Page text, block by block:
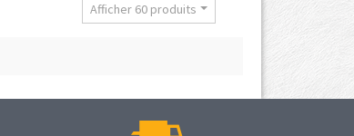
Afficher 60 produits